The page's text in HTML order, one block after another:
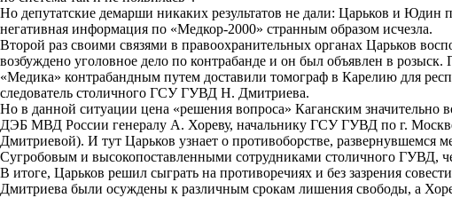
Но депутатские демарши никаких результатов не дали: Царьков и Юдин
негативная информация по «Медкор-2000» странным образом исчезла.
Второй раз своими связями в правоохранительных органах Царьков
возбуждено уголовное дело по контрабанде и он был объявлен в
«Медика» контрабандным путем доставили томограф в Карелию для
следователь столичного ГСУ ГУВД Н. Дмитриева.
Но в данной ситуации цена «решения вопроса» Каганским значительно
ДЭБ МВД России генералу А. Хореву, начальнику ГСУ ГУВД по г.
Дмитриевой). И тут Царьков узнает о противоборстве,
Сугробовым и высокопоставленными сотрудниками столичного ГУВД,
В итоге, Царьков решил сыграть на противоречиях и без зазрения
Дмитриева были осуждены к различным срокам лишения свободы, а